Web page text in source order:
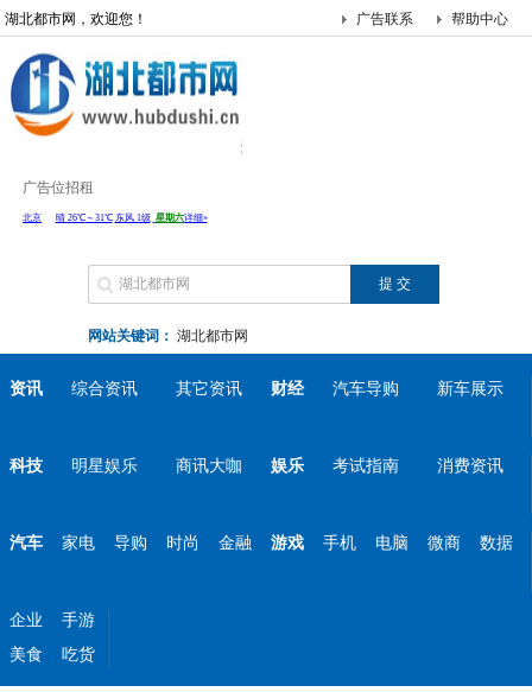
湖北都市网，欢迎您！ 帮助中心
广告联系
广告位招租
网站关键词： 湖北都市网
资讯 综合资讯 其它资讯 财经 汽车导购 新车展示
科技 明星娱乐 商讯大咖 娱乐 考试指南 消费资讯
汽车 家电 导购 时尚 金融 游戏 手机 电脑 微商 数据
企业
手游
美食
吃货